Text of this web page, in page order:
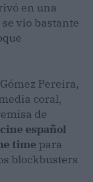
en una
vio bastante
Pereira,
coral,
de
español
time para
blockbusters